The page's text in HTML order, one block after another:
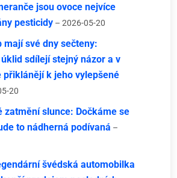
jsou ovoce nejvíce
pesticidy – 2026-05-20
mají své dny sečteny:
sdílejí stejný názor a v
přiklánějí k jeho vylepšené
20
zatmění slunce: Dočkáme se
to nádherná podívaná –
švédská automobilka